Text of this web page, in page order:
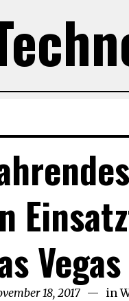
Vegas
18, 2017 in